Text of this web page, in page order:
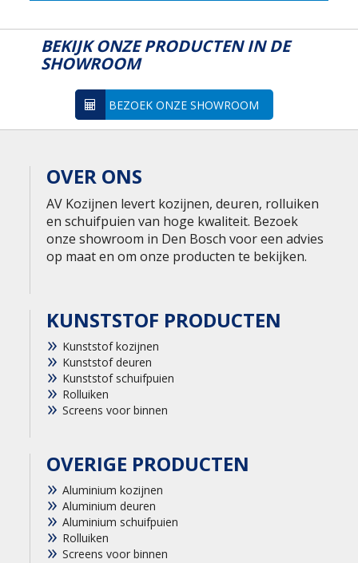
BEKIJK ONZE PRODUCTEN IN DE
SHOWROOM
BEZOEK ONZE SHOWROOM
OVER ONS
AV Kozijnen levert kozijnen, deuren, rolluiken
en schuifpuien van hoge kwaliteit. Bezoek
onze showroom in Den Bosch voor een advies
op maat en om onze producten te bekijken.
KUNSTSTOF PRODUCTEN
Kunststof kozijnen
Kunststof deuren
Kunststof schuifpuien
Rolluiken
Screens voor binnen
OVERIGE PRODUCTEN
Aluminium kozijnen
Aluminium deuren
Aluminium schuifpuien
Rolluiken
Screens voor binnen